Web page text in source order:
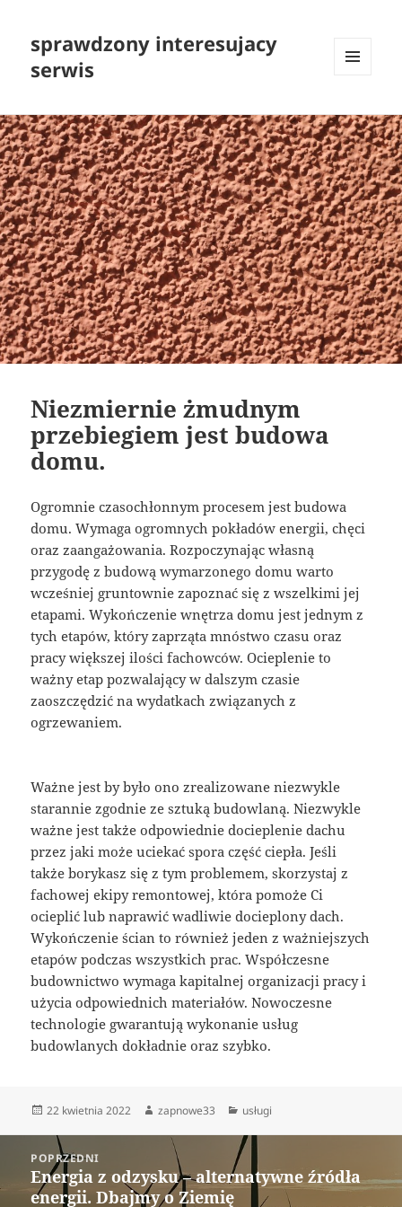
sprawdzony interesujacy
serwis
WIDGETY
Niezmiernie żmudnym
przebiegiem jest budowa
domu.
Ogromnie czasochłonnym procesem jest budowa
domu. Wymaga ogromnych pokładów energii, chęci
oraz zaangażowania. Rozpoczynając własną
przygodę z budową wymarzonego domu warto
wcześniej gruntownie zapoznać się z wszelkimi jej
etapami. Wykończenie wnętrza domu jest jednym z
tych etapów, który zaprząta mnóstwo czasu oraz
pracy większej ilości fachowców. Ocieplenie to
ważny etap pozwalający w dalszym czasie
zaoszczędzić na wydatkach związanych z
ogrzewaniem.
Ważne jest by było ono zrealizowane niezwykle
starannie zgodnie ze sztuką budowlaną. Niezwykle
ważne jest także odpowiednie docieplenie dachu
przez jaki może uciekać spora część ciepła. Jeśli
także borykasz się z tym problemem, skorzystaj z
fachowej ekipy remontowej, która pomoże Ci
ocieplić lub naprawić wadliwie docieplony dach.
Wykończenie ścian to również jeden z ważniejszych
etapów podczas wszystkich prac. Współczesne
budownictwo wymaga kapitalnej organizacji pracy i
użycia odpowiednich materiałów. Nowoczesne
technologie gwarantują wykonanie usług
budowlanych dokładnie oraz szybko.
Data
22 kwietnia 2022 Autor
zapnowe33 Kategorie
usługi
Nawigacja
wpisuPOPRZEDNI
Poprzedni
wpis:
Energia z odzysku – alternatywne źródła
energii. Dbajmy o Ziemię